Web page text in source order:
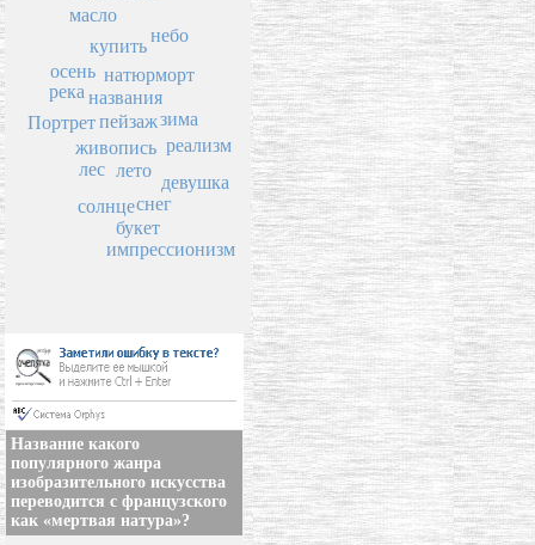
пейзаж
названия
живопись
лето
натюрморт
купить
солнце
лес
зима
осень
букет
масло
река
снег
реализм
небо
импрессионизм
Портрет
девушка
Название какого
популярного жанра
изобразительного искусства
переводится с французского
как «мертвая натура»?